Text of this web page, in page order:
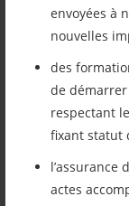
envoyées à
nouvelles
des
de
respectant
fixant statut
l’assurance
actes
Mettre
Vous
mois de